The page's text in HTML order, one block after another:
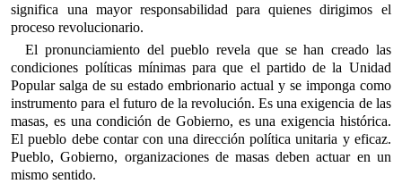
significa una mayor responsabilidad para quienes dirigimos el
proceso revolucionario.
El pronunciamiento del pueblo revela que se han creado las
condiciones políticas mínimas para que el partido de la Unidad
Popular salga de su estado embrionario actual y se imponga como
instrumento para el futuro de la revolución. Es una exigencia de las
masas, es una condición de Gobierno, es una exigencia histórica.
El pueblo debe contar con una dirección política unitaria y eficaz.
Pueblo, Gobierno, organizaciones de masas deben actuar en un
mismo sentido.